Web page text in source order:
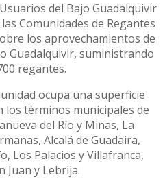
del Bajo Guadalquivir
Comunidades de Regantes
los aprovechamientos de
Guadalquivir, suministrando
regantes.
ocupa una superficie
los términos municipales de
del Río y Minas, La
Alcalá de Guadaira,
Los Palacios y Villafranca,
Juan y Lebrija.